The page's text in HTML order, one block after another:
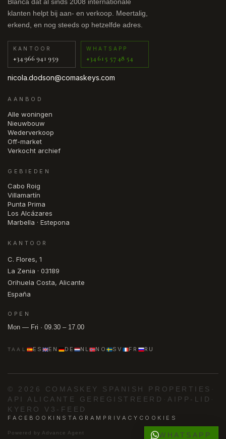
klanten helpt bij aan- en verkoop. Meertalig,
erkend, en nog steeds op hetzelfde adres.
KANTOOR
+34 966 941 959
WHATSAPP
+34 615 57 48 54
nicola.dodson@comaskeys.com
AANBOD
Alle woningen
Nieuwbouw
Wederverkoop
Off-market
Verkocht archief
GEBIEDEN
Cabo Roig
Villamartín
Punta Prima
Los Alcázares
Marbella · Estepona
KANTOOR
C. Flores, 1
La Zenia · 03189
Orihuela Costa, Alicante
España
OPEN
Mon — Fri · 09.30 – 17.00
TAAL ES EN DE NL NO SV FR RU
© 2026 COMASKEY SPANISH PROPERTIES
API ALICANTE GEREGISTREERD
·AIPP-LID
KYERO V3-FEED
FACEBOOK INSTAGRAM PRIVACY COOKIES
Powered by Advance Agent WHATSAPP